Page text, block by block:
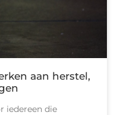
aan herstel,
iedereen die